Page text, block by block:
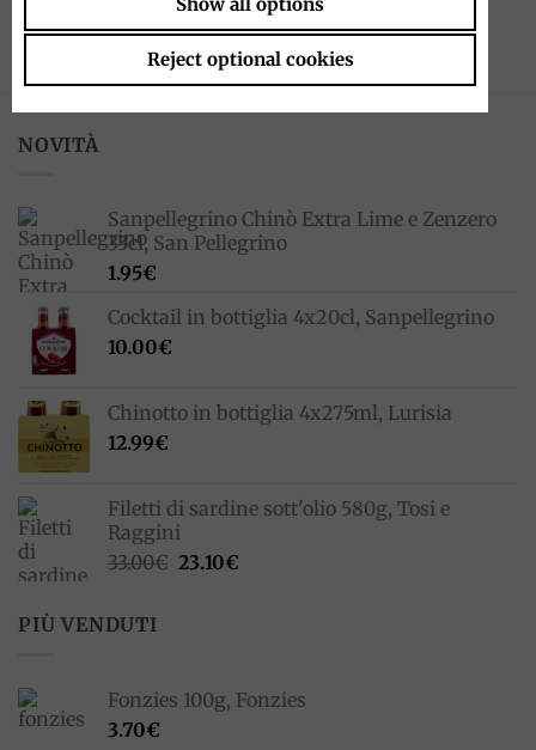
8.20€
Giovannini
36.00€
NOVITÀ
Sanpellegrino Chinò Extra Lime e Zenzero
33cl, San Pellegrino
1.95€
Cocktail in bottiglia 4x20cl, Sanpellegrino
10.00€
Chinotto in bottiglia 4x275ml, Lurisia
12.99€
Filetti di sardine sott'olio 580g, Tosi e
Raggini
33.00€ Il
23.10€Il
PIÙ VENDUTI
Fonzies 100g, Fonzies
3.70€
Reject optional cookies